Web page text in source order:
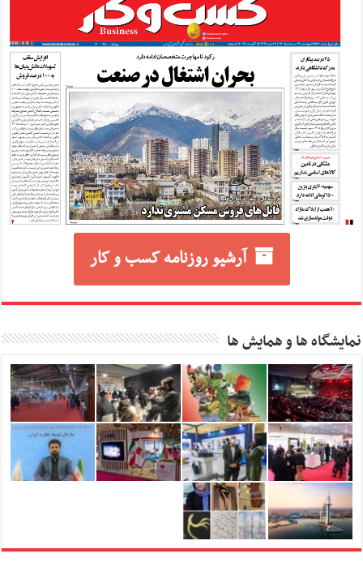
آرشیو روزنامه کسب و کار
نمایشگاه ها و همایش ها